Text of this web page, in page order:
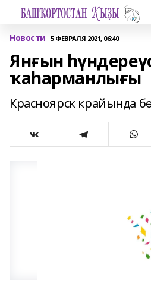
Новости 5 ФЕВРАЛЯ 2021, 06:40
Янғын
ҡаһарманлығы
Красноярск крайында